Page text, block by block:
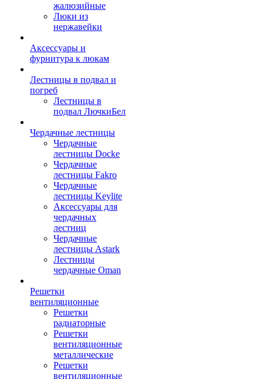
жалюзийные
Люки из
нержавейки
Аксессуары и
фурнитура к люкам
Лестницы в подвал и
погреб
Лестницы в
подвал ЛючкиБел
Чердачные лестницы
Чердачные
лестницы Docke
Чердачные
лестницы Fakro
Чердачные
лестницы Keylite
Аксессуары для
чердачных
лестниц
Чердачные
лестницы Astark
Лестницы
чердачные Oman
Решетки
вентиляционные
Решетки
радиаторные
Решетки
вентиляционные
металлические
Решетки
вентиляционные